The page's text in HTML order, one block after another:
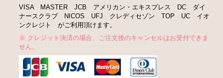
VISA MASTER JCB アメリカン・エキスプレス DC ダイ
ナースクラブ NICOS UFJ クレディセゾン TOP UC イオ
ンクレジト がご利用頂けます。
※ クレジット決済の場合、ご注文後のキャンセルはお受付できま
せん。